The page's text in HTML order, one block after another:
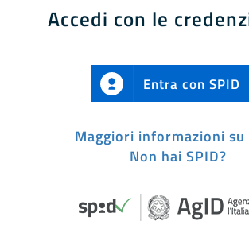
Accedi con le
Entra con SPID
Maggiori informazioni su
Non hai SPID?